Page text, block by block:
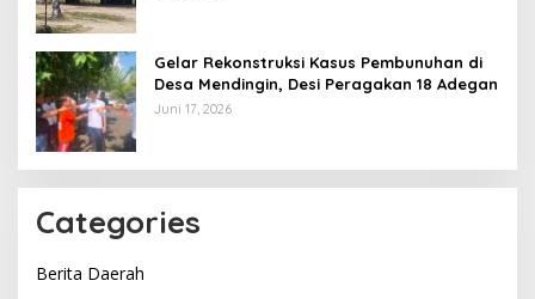
Gelar Rekonstruksi Kasus Pembunuhan di
Desa Mendingin, Desi Peragakan 18 Adegan
Juni 17, 2026
Categories
Berita Daerah